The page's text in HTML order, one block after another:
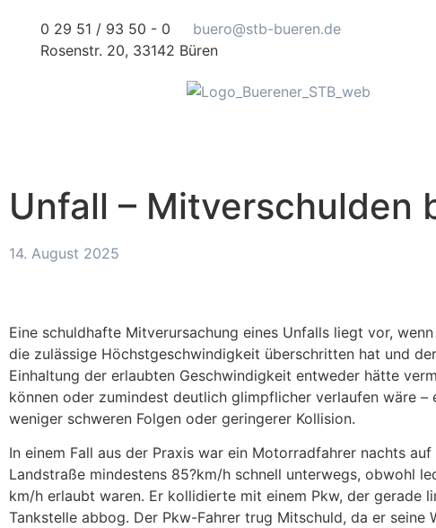
0 29 51 / 93 50 - 0
buero@stb-bueren.de
Rosenstr. 20, 33142 Büren
Unfall – Mitverschulden
14. August 2025
Eine schuldhafte Mitverursachung eines Unfalls liegt vor,
die zulässige Höchstgeschwindigkeit überschritten hat und
Einhaltung der erlaubten Geschwindigkeit entweder hätte
können oder zumindest deutlich glimpflicher verlaufen wäre –
weniger schweren Folgen oder geringerer Kollision.
In einem Fall aus der Praxis war ein Motorradfahrer nachts auf
Landstraße mindestens 85?km/h schnell unterwegs, obwohl
km/h erlaubt waren. Er kollidierte mit einem Pkw, der gerade
Tankstelle abbog. Der Pkw-Fahrer trug Mitschuld, da er seine